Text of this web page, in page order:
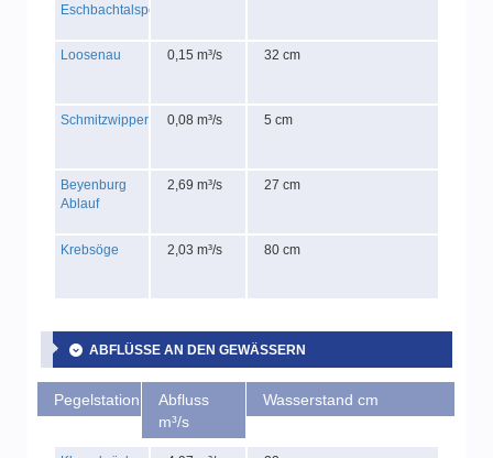
Eschbachtalsperre
Loosenau 0,15 m³/s 32 cm
Schmitzwipper 0,08 m³/s 5 cm
Beyenburg
Ablauf
2,69 m³/s 27 cm
Krebsöge 2,03 m³/s 80 cm
ABFLÜSSE AN DEN GEWÄSSERN
Pegelstation
Abfluss
m³/s
Wasserstand cm